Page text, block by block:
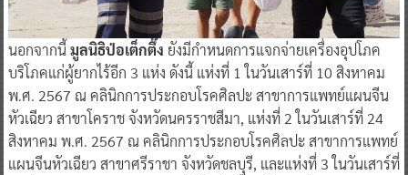
นอกจากนี้มูลนิธิป่อเต็กตึ๊ง ยังมีกำหนดการแจกจ่ายเครื่องอุปโภค
บริโภคแก่ผู้ยากไร้อีก 3 แห่ง ดังนี้ แห่งที่ 1 ในวันเสาร์ที่ 10 สิงหาคม
พ.ศ. 2567 ณ คลินิกการประกอบโรคศิลปะ สาขาการแพทย์แผนจีน
หัวเฉียว สาขาโคราช จังหวัดนครราชสีมา, แห่งที่ 2 ในวันเสาร์ที่ 24
สิงหาคม พ.ศ. 2567 ณ คลินิกการประกอบโรคศิลปะ สาขาการแพทย์
แผนจีนหัวเฉียว สาขาศรีราชา จังหวัดชลบุรี, และแห่งที่ 3 ในวันเสาร์ที่